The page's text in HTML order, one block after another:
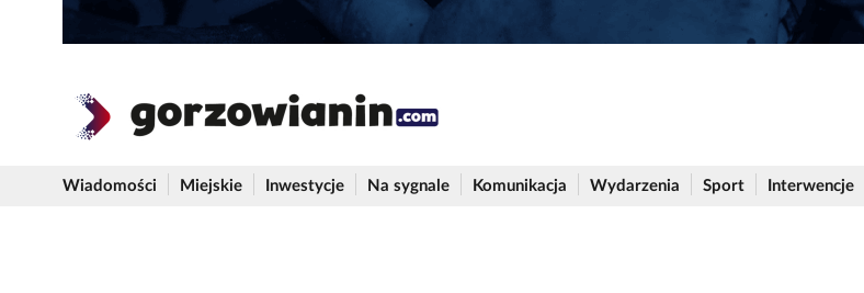
Wiadomości Miejskie Inwestycje Na sygnale Komunikacja Wydarzenia Sport Interwencje